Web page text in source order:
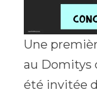
Une
au Domitys
été invitée